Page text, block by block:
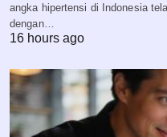
angka hipertensi di Indonesia
dengan…
16 hours ago